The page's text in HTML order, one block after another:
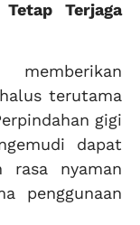
Terjaga
terutama
gigi
dapat
rasa nyaman
penggunaan